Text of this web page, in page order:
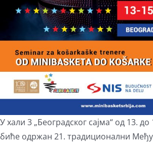
У хали 3 „Београдског сајма“ од 13. до
биће одржан 21. традиционални